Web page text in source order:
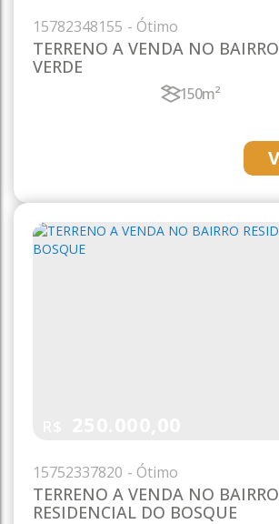
TERRENO A VENDA NO BAIRRO MONTE
VERDE
15782348155
150m²
TERRENO A VENDA NO BAIRRO
RESIDENCIAL DO BOSQUE
15752337820